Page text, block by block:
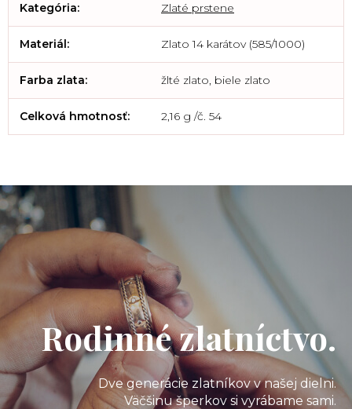
Kategória: Zlaté prstene
Materiál: Zlato 14 karátov (585/1000)
Farba zlata: žlté zlato, biele zlato
Celková hmotnosť: 2,16 g /č. 54
Rodinné zlatníctvo.
Dve generácie zlatníkov v našej dielni.
Väčšinu šperkov si vyrábame sami.